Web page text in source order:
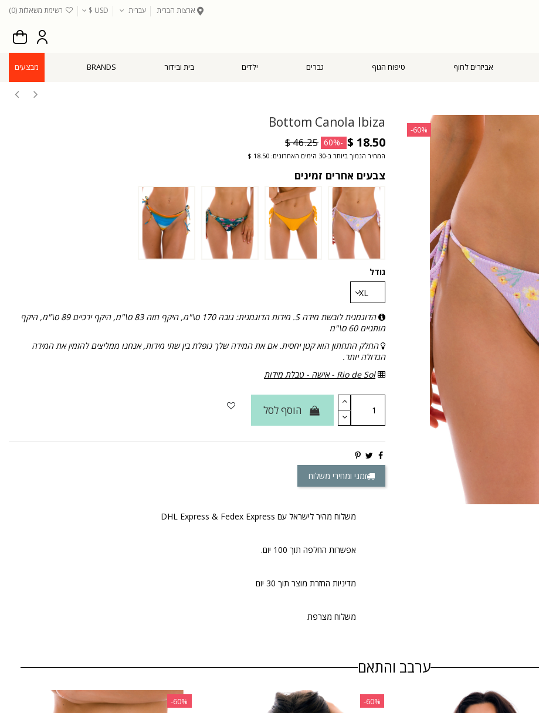
ארצות הברית עברית USD $ רשימת משאלות (0
)
אביזרים לחוף טיפוח הגוף גברים ילדים בית ובידור BRANDS מבצעים
‎-60%
Bottom Canola Ibiza
-60%
המחיר הנמוך ביותר ב-30 הימים האחרונים: ‏18.50 $
צבעים אחרים זמינים
גודל
הדוגמנית לובשת מידה S. מידות הדוגמנית: גובה 170 ס\"מ, היקף חזה 83 ס\"מ, היקף ירכיים 89 ס\"מ, היקף
מותניים 60 ס\"מ
החלק התחתון הוא קטן יחסית. אם את המידה שלך נופלת בין שתי מידות, אנחנו ממליצים להזמין את המידה
הגדולה יותר.
Rio de Sol - אישה - טבלת מידות
הוסף לסל
זמני ומחירי משלוח
משלוח מהיר לישראל עם DHL Express & Fedex Express
אפשרות החלפה תוך 100 יום.
מדיניות החזרת מוצר תוך 30 יום
משלוח מצרפת
ערבב והתאם
‎-60%
‎-60%